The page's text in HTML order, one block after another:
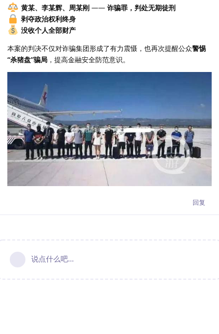
黄某、李某辉、周某刚—— 诈骗罪，判处无期徒刑
剥夺政治权利终身
没收个人全部财产
本案的判决不仅对诈骗集团形成了有力震慑，也再次提醒公众警惕
“杀猪盘”骗局 ，提高金融安全防范意识。
回复
说点什么吧...